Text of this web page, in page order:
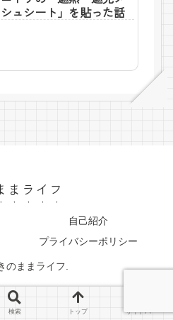
ュシート」を貼った話
まライフ
自己紹介
プライバシーポリシー
のままライフ.
検索 トップ サイドバー